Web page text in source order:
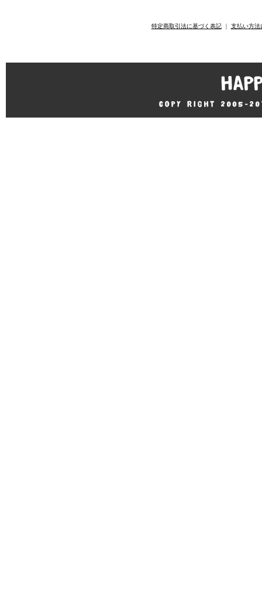
特定商取引法に基づく表記｜ 支払い方法